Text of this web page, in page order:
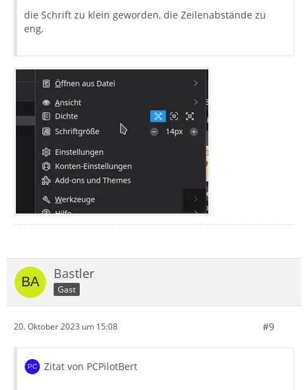
die Schrift zu klein geworden, die Zeilenabstände zu
eng,
Bastler
Gast
20. Oktober 2023 um 15:08 #9
Zitat von PCPilotBert